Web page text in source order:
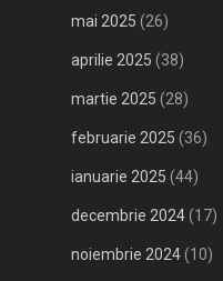
mai 2025 (26)
aprilie 2025 (38)
martie 2025 (28)
februarie 2025 (36)
ianuarie 2025 (44)
decembrie 2024(17)
noiembrie 2024(10)